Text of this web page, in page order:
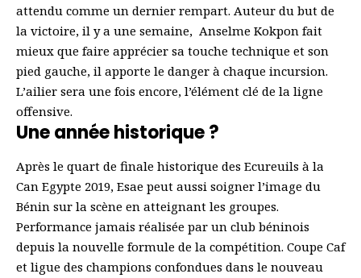
attendu comme un dernier rempart. Auteur du but de
la victoire, il y a une semaine, Anselme Kokpon fait
mieux que faire apprécier sa touche technique et son
pied gauche, il apporte le danger à chaque incursion.
L’ailier sera une fois encore, l’élément clé de la ligne
offensive.
Une année historique ?
Après le quart de finale historique des Ecureuils à la
Can Egypte 2019, Esae peut aussi soigner l’image du
Bénin sur la scène en atteignant les groupes.
Performance jamais réalisée par un club béninois
depuis la nouvelle formule de la compétition. Coupe Caf
et ligue des champions confondues dans le nouveau